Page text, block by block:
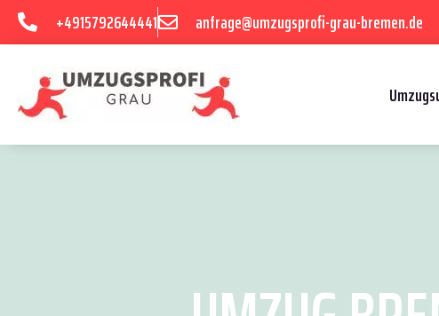
+4915792644441 anfrage@umzugsprofi-grau-bremen.de